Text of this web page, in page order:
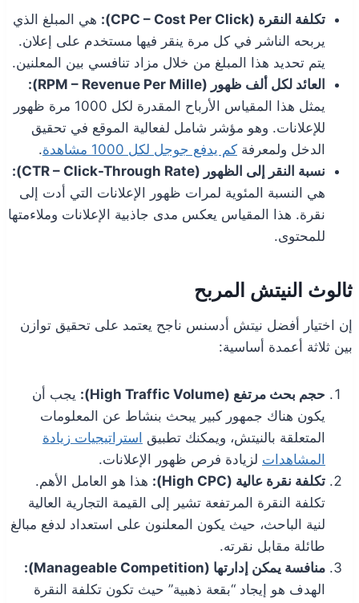
تكلفة النقرة (CPC – Cost Per Click):
هي المبلغ الذي
يربحه الناشر في كل مرة ينقر فيها مستخدم على إعلان.
يتم تحديد هذا المبلغ من خلال مزاد تنافسي بين المعلنين.
العائد لكل ألف ظهور (RPM – Revenue Per Mille):
يمثل هذا المقياس الأرباح المقدرة لكل 1000 مرة ظهور
للإعلانات. وهو مؤشر شامل لفعالية الموقع في تحقيق
الدخل ولمعرفة كم يدفع جوجل لكل 1000 مشاهدة
.
نسبة النقر إلى الظهور (CTR – Click-Through Rate):
هي النسبة المئوية لمرات ظهور الإعلانات التي أدت إلى
نقرة. هذا المقياس يعكس مدى جاذبية الإعلانات وملاءمتها
للمحتوى.
ثالوث النيتش المربح
إن اختيار أفضل نيتش أدسنس ناجح يعتمد على تحقيق توازن
بين ثلاثة أعمدة أساسية:
حجم بحث مرتفع (High Traffic Volume):
يجب أن
يكون هناك جمهور كبير يبحث بنشاط عن المعلومات
المتعلقة بالنيتش، ويمكنك تطبيق استراتيجيات زيادة
المشاهدات لزيادة فرص ظهور الإعلانات.
تكلفة نقرة عالية (High CPC):
هذا هو العامل الأهم.
تكلفة النقرة المرتفعة تشير إلى القيمة التجارية العالية
لنية الباحث، حيث يكون المعلنون على استعداد لدفع مبالغ
طائلة مقابل نقرته.
منافسة يمكن إدارتها (Manageable Competition):
الهدف هو إيجاد “بقعة ذهبية” حيث تكون تكلفة النقرة